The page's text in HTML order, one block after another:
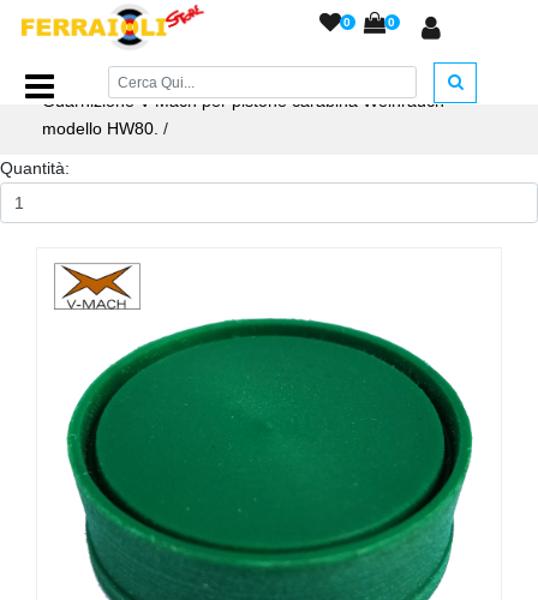
0 0
Home Page/RICAMBI/Guarnizioni e O-Ring/
Guarnizione V-Mach per pistone carabina Weihrauch
modello HW80. /
Quantità: